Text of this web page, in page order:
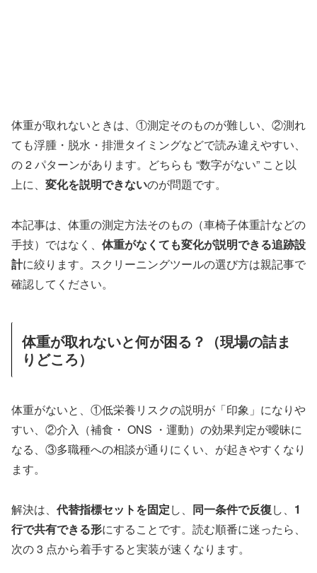
体重が取れないときは、①測定そのものが難しい、②測れ
ても浮腫・脱水・排泄タイミングなどで読み違えやすい、
の 2 パターンがあります。どちらも “数字がない” こと以
上に、 変化を説明できないのが問題です。
本記事は、体重の測定方法そのもの（車椅子体重計などの
手技）ではなく、 体重がなくても変化が説明できる追跡設
計に絞ります。スクリーニングツールの選び方は親記事で
確認してください。
体重が取れないと何が困る？（現場の詰ま
りどころ）
体重がないと、①低栄養リスクの説明が「印象」になりや
すい、②介入（補食・ ONS ・運動）の効果判定が曖昧に
なる、③多職種への相談が通りにくい、が起きやすくなり
ます。
解決は、 代替指標セットを固定し、 同一条件で反復し、 1
行で共有できる形にすることです。読む順番に迷ったら、
次の 3 点から着手すると実装が速くなります。